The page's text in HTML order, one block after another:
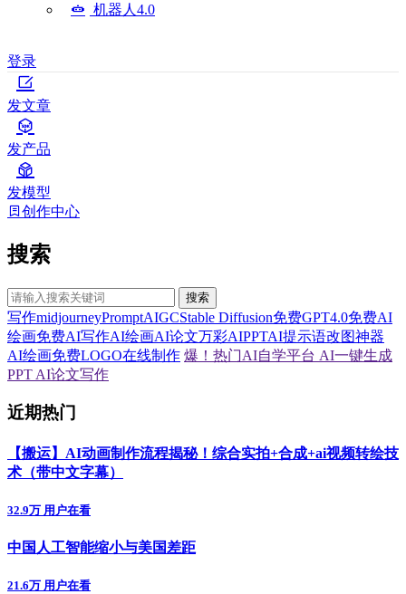
机器人4.0
登录
发文章
发产品
发模型
创作中心
搜索
搜索
写作midjourneyPromptAIGCStable Diffusion免费GPT4.0免费AI
绘画免费AI写作AI绘画AI论文万彩AIPPTAI提示语改图神器
AI绘画免费LOGO在线制作 爆！热门AI自学平台 AI一键生成
PPT AI论文写作
近期热门
【搬运】AI动画制作流程揭秘！综合实拍+合成+ai视频转绘技
术（带中文字幕）
32.9万 用户在看
中国人工智能缩小与美国差距
21.6万 用户在看